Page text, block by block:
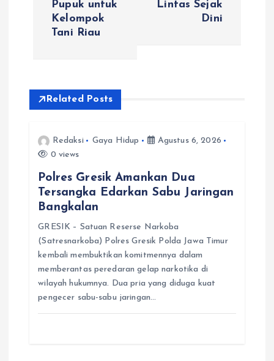
p
Pupuk untuk
Kelompok
Tani Riau
Lintas Sejak
Dini
Related Posts
Redaksi Gaya Hidup
Agustus 6, 2026
0 views
Polres Gresik Amankan Dua
Tersangka Edarkan Sabu Jaringan
Bangkalan
GRESIK – Satuan Reserse Narkoba
(Satresnarkoba) Polres Gresik Polda Jawa Timur
kembali membuktikan komitmennya dalam
memberantas peredaran gelap narkotika di
wilayah hukumnya. Dua pria yang diduga kuat
pengecer sabu-sabu jaringan…